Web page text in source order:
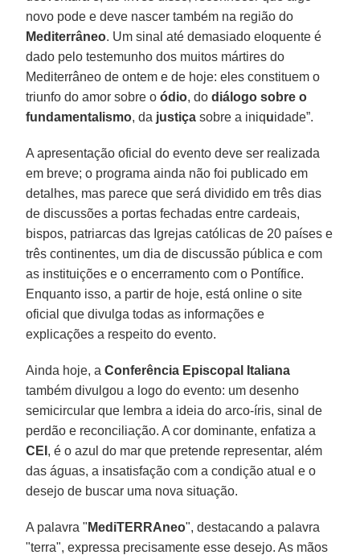
novo pode e deve nascer também na região do
Mediterrâneo. Um sinal até demasiado eloquente é
dado pelo testemunho dos muitos mártires do
Mediterrâneo de ontem e de hoje: eles constituem o
triunfo do amor sobre oódio, dodiálogo sobre o
fundamentalismo, da justiça sobre a iniquidade”.
A apresentação oficial do evento deve ser realizada
em breve; o programa ainda não foi publicado em
detalhes, mas parece que será dividido em três dias
de discussões a portas fechadas entre cardeais,
bispos, patriarcas das Igrejas católicas de 20 países e
três continentes, um dia de discussão pública e com
as instituições e o encerramento com o Pontífice.
Enquanto isso, a partir de hoje, está online o site
oficial que divulga todas as informações e
explicações a respeito do evento.
Ainda hoje, aConferência Episcopal Italiana
também divulgou a logo do evento: um desenho
semicircular que lembra a ideia do arco-íris, sinal de
perdão e reconciliação. A cor dominante, enfatiza a
CEI , é o azul do mar que pretende representar, além
das águas, a insatisfação com a condição atual e o
desejo de buscar uma nova situação.
A palavra " MediTERRAneo", destacando a palavra
"terra", expressa precisamente esse desejo. As mãos